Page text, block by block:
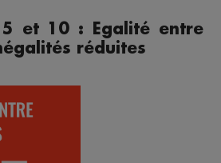
5 et 10 : Egalité entre
réduites